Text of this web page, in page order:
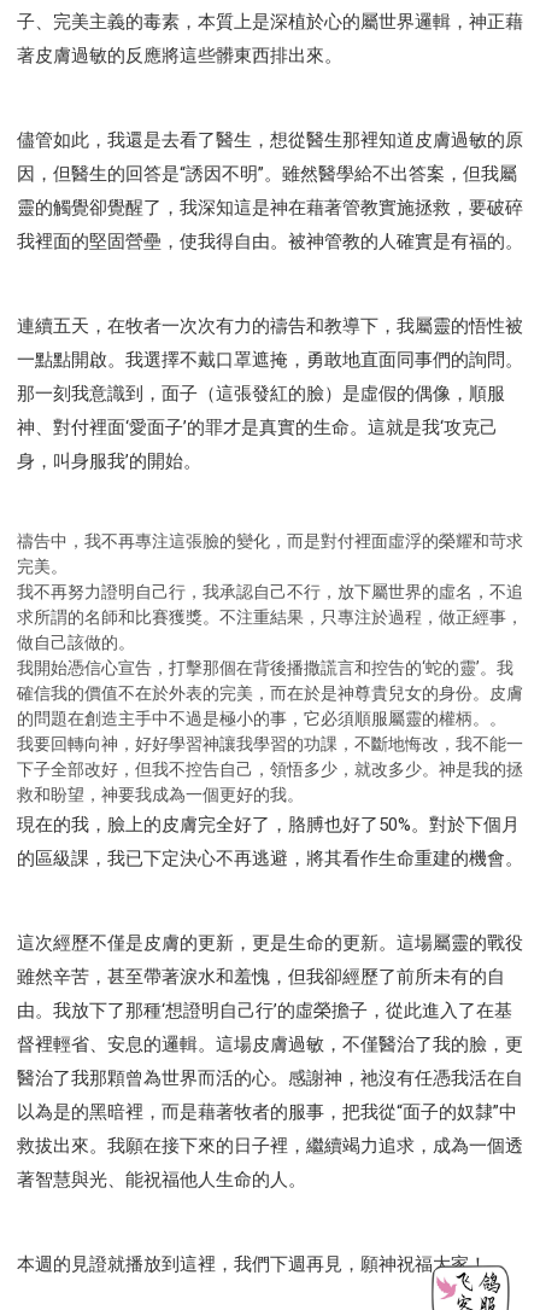
子、完美主義的毒素，本質上是深植於心的屬世界邏輯，神正藉
著皮膚過敏的反應將這些髒東西排出來。
儘管如此，我還是去看了醫生，想從醫生那裡知道皮膚過敏的原
因，但醫生的回答是“誘因不明”。雖然醫學給不出答案，但我屬
靈的觸覺卻覺醒了，我深知這是神在藉著管教實施拯救，要破碎
我裡面的堅固營壘，使我得自由。被神管教的人確實是有福的。
連續五天，在牧者一次次有力的禱告和教導下，我屬靈的悟性被
一點點開啟。我選擇不戴口罩遮掩，勇敢地直面同事們的詢問。
那一刻我意識到，面子（這張發紅的臉）是虛假的偶像，順服
神、對付裡面‘愛面子’的罪才是真實的生命。這就是我‘攻克己
身，叫身服我’的開始。
禱告中，我不再專注這張臉的變化，而是對付裡面虛浮的榮耀和苛求
完美。
我不再努力證明自己行，我承認自己不行，放下屬世界的虛名，不追
求所謂的名師和比賽獲獎。不注重結果，只專注於過程，做正經事，
做自己該做的。
我開始憑信心宣告，打擊那個在背後播撒謊言和控告的‘蛇的靈’。我
確信我的價值不在於外表的完美，而在於是神尊貴兒女的身份。皮膚
的問題在創造主手中不過是極小的事，它必須順服屬靈的權柄。。
我要回轉向神，好好學習神讓我學習的功課，不斷地悔改，我不能一
下子全部改好，但我不控告自己，領悟多少，就改多少。神是我的拯
救和盼望，神要我成為一個更好的我。
現在的我，臉上的皮膚完全好了，胳膊也好了50%。對於下個月
的區級課，我已下定決心不再逃避，將其看作生命重建的機會。
這次經歷不僅是皮膚的更新，更是生命的更新。這場屬靈的戰役
雖然辛苦，甚至帶著淚水和羞愧，但我卻經歷了前所未有的自
由。我放下了那種‘想證明自己行’的虛榮擔子，從此進入了在基
督裡輕省、安息的邏輯。這場皮膚過敏，不僅醫治了我的臉，更
醫治了我那顆曾為世界而活的心。感謝神，祂沒有任憑我活在自
以為是的黑暗裡，而是藉著牧者的服事，把我從“面子的奴隸”中
救拔出來。我願在接下來的日子裡，繼續竭力追求，成為一個透
著智慧與光、能祝福他人生命的人。
本週的見證就播放到這裡，我們下週再見，願神祝福大家！